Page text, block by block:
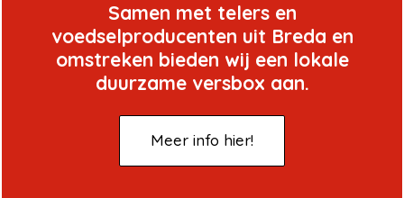
Samen met telers en
voedselproducenten uit Breda en
omstreken bieden wij een lokale
duurzame versbox aan.
Meer info hier!